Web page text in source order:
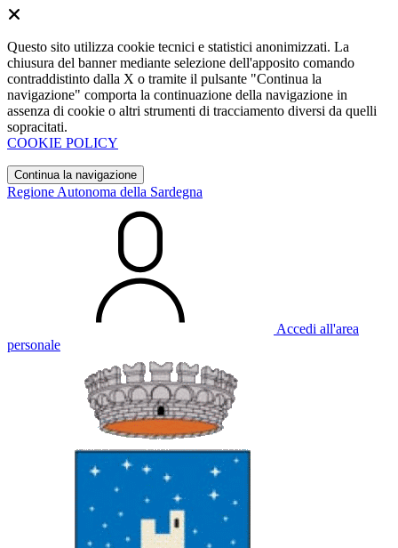
Questo sito utilizza cookie tecnici e statistici anonimizzati. La
chiusura del banner mediante selezione dell'apposito comando
contraddistinto dalla X o tramite il pulsante "Continua la
navigazione" comporta la continuazione della navigazione in
assenza di cookie o altri strumenti di tracciamento diversi da quelli
sopracitati.
COOKIE POLICY
Continua la navigazione
Regione Autonoma della Sardegna
Accedi all'area
personale